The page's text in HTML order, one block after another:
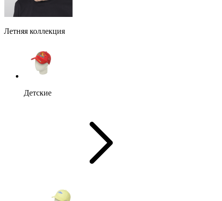
Летняя коллекция
Детские